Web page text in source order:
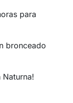
para
bronceado